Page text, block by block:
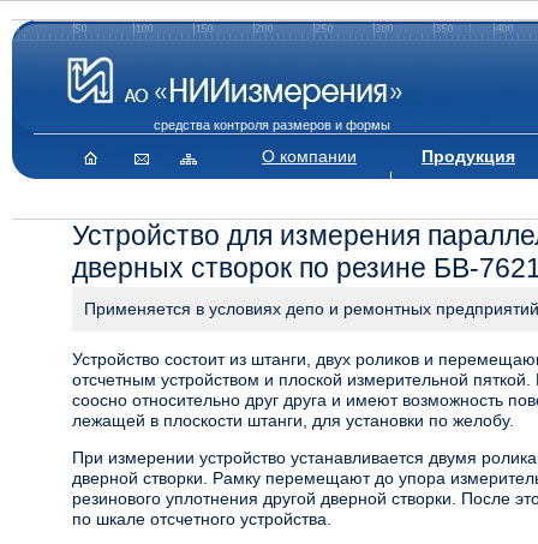
средства контроля размеров и формы
О компании Продукция
Устройство для измерения
дверных створок по резине БВ-
Применяется в условиях депо и ремонтных
Устройство состоит из штанги, двух роликов и
отсчетным устройством и плоской измерительной
соосно относительно друг друга и имеют возможность
лежащей в плоскости штанги, для установки по желобу.
При измерении устройство устанавливается двумя
дверной створки. Рамку перемещают до упора
резинового уплотнения другой дверной створки. После
по шкале отсчетного устройства.